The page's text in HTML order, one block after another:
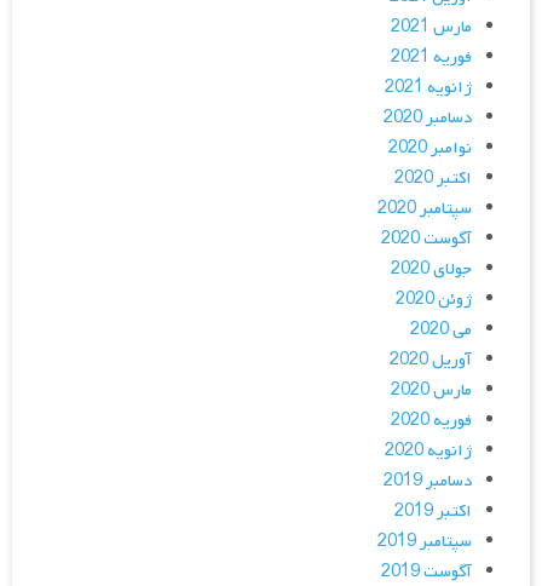
مارس 2021
فوریه 2021
ژانویه 2021
دسامبر 2020
نوامبر 2020
اکتبر 2020
سپتامبر 2020
آگوست 2020
جولای 2020
ژوئن 2020
می 2020
آوریل 2020
مارس 2020
فوریه 2020
ژانویه 2020
دسامبر 2019
اکتبر 2019
سپتامبر 2019
آگوست 2019